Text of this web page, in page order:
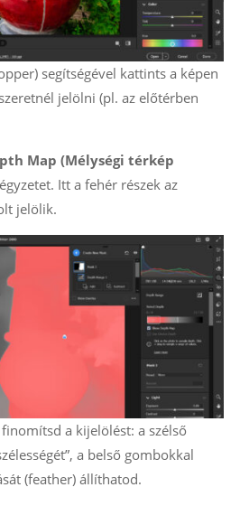
segítségével kattints a képen
jelölni (pl. az előtérben
Map (Mélységi térkép
Itt a fehér részek az
jelölik.
a kijelölést: a szélső
a belső gombokkal
(feather) állíthatod.